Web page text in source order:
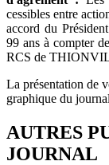
cessibles entre
accord du
99 ans à compter
RCS de
La présentation de
graphique du journal
AUTRES
JOURNAL